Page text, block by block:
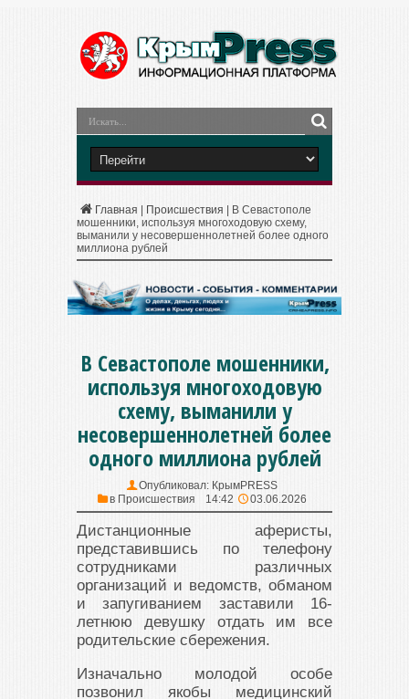
Главная Происшествия
В Севастополе
мошенники, используя многоходовую схему,
выманили у несовершеннолетней более одного
миллиона рублей
В Севастополе мошенники,
используя многоходовую
схему, выманили у
несовершеннолетней более
одного миллиона рублей
Опубликовал: КрымPRESS
в Происшествия 14:42 03.06.2026
Дистанционные аферисты,
представившись по телефону
сотрудниками различных
организаций и ведомств, обманом
и запугиванием заставили 16-
летнюю девушку отдать им все
родительские сбережения.
Изначально молодой особе
позвонил якобы медицинский